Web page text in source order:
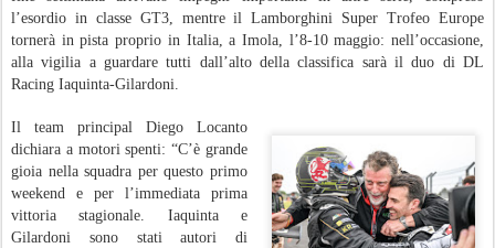
l’esordio in classe GT3, mentre il Lamborghini Super Trofeo Europe
tornerà in pista proprio in Italia, a Imola, l’8-10 maggio: nell’occasione,
alla vigilia a guardare tutti dall’alto della classifica sarà il duo di DL
Racing Iaquinta-Gilardoni.
Il team principal Diego Locanto
dichiara a motori spenti: “C’è grande
gioia nella squadra per questo primo
weekend e per l’immediata prima
vittoria stagionale. Iaquinta e
Gilardoni sono stati autori di